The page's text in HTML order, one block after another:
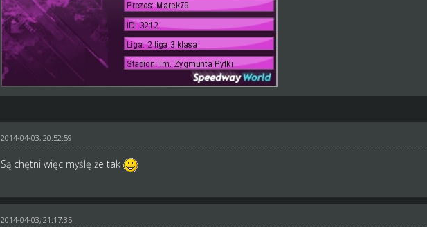
2014-04-03, 20:52:59
Są chętni więc myślę że tak
2014-04-03, 21:17:35